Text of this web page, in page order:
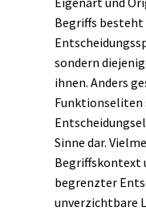
Begriffs besteht
sondern
ihnen. Anders
Funktionseliten
Sinne dar.
Begriffskontext
begrenzter
unverzichtbare